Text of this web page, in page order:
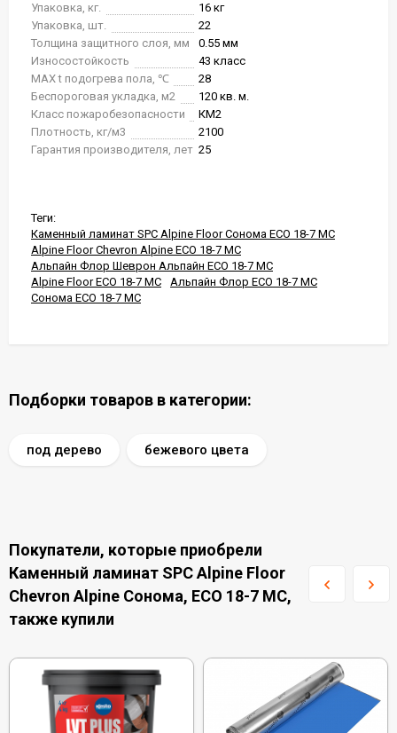
Упаковка, кг.
16 кг
Упаковка, шт.
22
Толщина защитного слоя, мм
0.55 мм
Износостойкость
43 класс
MAX t подогрева пола, ℃
28
Беспороговая укладка, м2
120 кв. м.
Класс пожаробезопасности
КМ2
Плотность, кг/м3
2100
Гарантия производителя, лет 25
Теги:
Каменный ламинат SPC Alpine Floor Сонома ECO 18-7 MC
Alpine Floor Chevron Alpine ECO 18-7 MC
Альпайн Флор Шеврон Альпайн ECO 18-7 MC
Alpine Floor ECO 18-7 MC
Альпайн Флор ECO 18-7 MC
Сонома ECO 18-7 MC
Подборки товаров в категории:
под дерево бежевого цвета
Покупатели, которые приобрели
Каменный ламинат SPC Alpine Floor
Chevron Alpine Сонома, ECO 18-7 MC,
также купили